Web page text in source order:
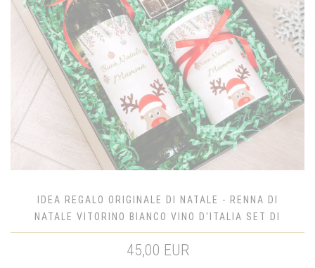
IDEA REGALO ORIGINALE DI NATALE - RENNA DI
NATALE VITORINO BIANCO VINO D'ITALIA SET DI
NATALE
45,00 EUR